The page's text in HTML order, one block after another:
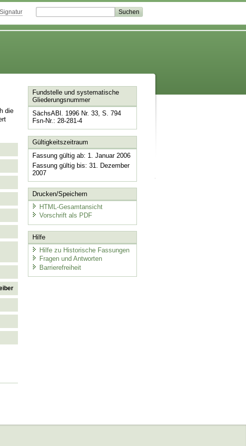
die
Fundstelle und systematische
Gliederungsnummer
SächsABl. 1996 Nr. 33, S. 794
Fsn-Nr.: 28-281-4
Gültigkeitszeitraum
Fassung gültig ab: 1. Januar 2006
Fassung gültig bis: 31. Dezember
2007
Drucken/Speichern
HTML-Gesamtansicht
Vorschrift als PDF
Hilfe
Hilfe zu Historische Fassungen
Fragen und Antworten
Barrierefreiheit